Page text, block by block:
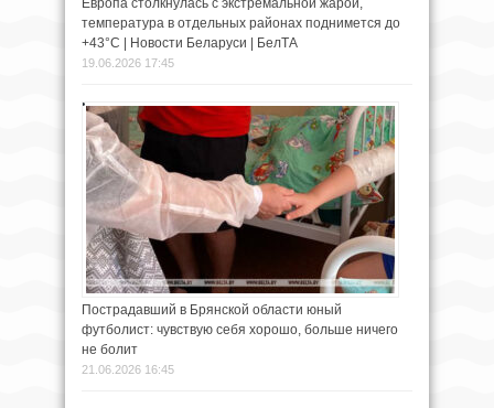
температура в отдельных районах поднимется до
+43°С | Новости Беларуси | БелТА
19.06.2026 17:45
Пострадавший в Брянской области юный
футболист: чувствую себя хорошо, больше ничего
не болит
21.06.2026 16:45